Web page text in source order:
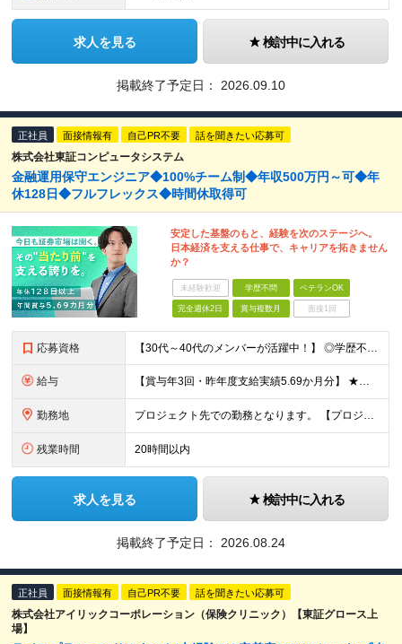
求人を見る 検討中に入れる
掲載終了予定日： 2026.09.10
正社員 面接情報有 自己PR不要 話を聞きたい応募可
株式会社東証コンピュータシステム
金融運用保守エンジニア◆100%チーム制◆年収500万円～可◆年
休128日◆フルフレックス◆時間休取得可
安定した基盤のもと、経験を次のステージへ。
日本経済を支える仕事で、キャリアを拓きません
か？
未経験歓迎 学歴不問 ベテランOK
完全週休2日 賞与複数月 面接1回
応募資格 【30代～40代のメンバーが活躍中！】 ◎学歴不問 ◎システム運用・保守の実務経験をお持ちの方 ◎リーダーまたはプロジェクトマネジメント経験がある、または挑戦したい方 ★インフラエンジニアとして次の
給与 【賞与年3回・昨年度支給実績5.69か月分】 ★想定年収500万円～ ★前職給与考慮あり 月給27万円～59万円 +残業代全額支給(1分単位、監督職以下) +人事評価による賞与年2回（4月/10月）
勤務地 プロジェクト先での勤務となります。 【プロジェクト先】 ◆東京都内 ※本社／東京都港区虎ノ門5-13-1 虎ノ門40MTビル 8F ※原則として転居を伴う転勤はありません ※(変更の範囲)上記を除
残業時間 20時間以内
求人を見る 検討中に入れる
掲載終了予定日： 2026.08.24
正社員 面接情報有 自己PR不要 話を聞きたい応募可
株式会社アイリックコーポレーション（保険クリニック）【東証グロース上
場】